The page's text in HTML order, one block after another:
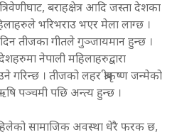
बराहक्षेत्र आदि जस्ता देशका
भरिभराउ भएर मेला लाग्छ ।
तीजका गीतले गुञ्जायमान हुन्छ ।
नेपाली महिलाहरुद्वारा
गरिन्छ । तीजको लहर श्रीकृष्ण जन्मेको
पञ्चमी पछि अन्त्य हुन्छ ।
सामाजिक अवस्था धेरै फरक छ,